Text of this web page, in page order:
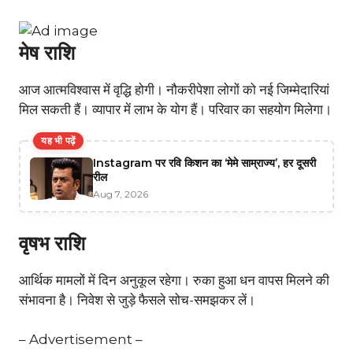
मेष राशि
आज आत्मविश्वास में वृद्धि होगी। नौकरीपेशा लोगों को नई जिम्मेदारियां
मिल सकती हैं। व्यापार में लाभ के योग हैं। परिवार का सहयोग मिलेगा।
यह भी पढ़ें
Instagram पर रवि किशन का ‘मेमे साम्राज्य’, हर दूसरी
रील
Aug 7, 2026
वृषभ राशि
आर्थिक मामलों में दिन अनुकूल रहेगा। रुका हुआ धन वापस मिलने की
संभावना है। निवेश से जुड़े फैसले सोच-समझकर लें।
– Advertisement –